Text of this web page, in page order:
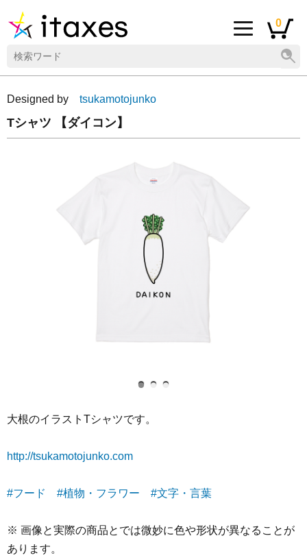
0
Designed by tsukamotojunko
Tシャツ 【ダイコン】
大根のイラストTシャツです。
http://tsukamotojunko.com
#フード #植物・フラワー #文字・言葉
※ 画像と実際の商品とでは微妙に色や形状が異なることが
あります。